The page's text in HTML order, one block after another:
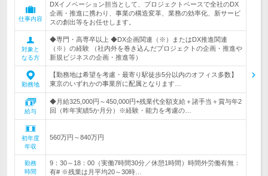
仕事内容
DXイノベーション担当として、プロジェクトベースで全社のDX
企画・推進に携わり、事業の構造変革、業務の効率化、新サービ
スの創出等をお任せします。
対象と
なる方
◆専門・高専卒以上 ◆DX企画関連（※）またはDX推進関連
（※）の経験 （社内外を巻き込んだプロジェクトの企画・推進や
新規ビジネスの企画・推進等）
勤務地
【勤務地は希望を考慮・最寄り駅徒歩5分以内のオフィス多数】
東京のいずれかの事業所に配属となります…
給与
◆月給325,000円～450,000円+残業代全額支給＋諸手当＋賞与年2
回（昨年実績5か月分）※経験・能力を考慮の…
初年度
年収
560万円～840万円
勤務
時間
9：30～18：00（実働7時間30分／休憩1時間）時間外労働有無：
有# ※残業は月平均20～30時…